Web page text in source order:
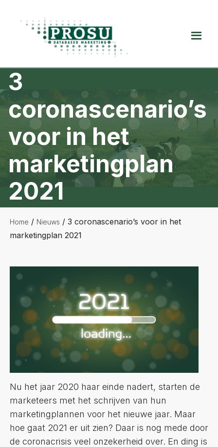
hoofdnavigatie
voettekst
Prosu
Databased
Marketing
3
coronascenario’s
voor in het
marketingplan
2021
Home / Nieuws / 3 coronascenario’s voor in het
marketingplan 2021
Nu het jaar 2020 haar einde nadert, starten de
marketeers met het schrijven van hun
marketingplannen voor het nieuwe jaar. Maar
hoe gaat 2021 er uit zien? Daar is nog mede door
de coronacrisis veel onzekerheid over. En ding is